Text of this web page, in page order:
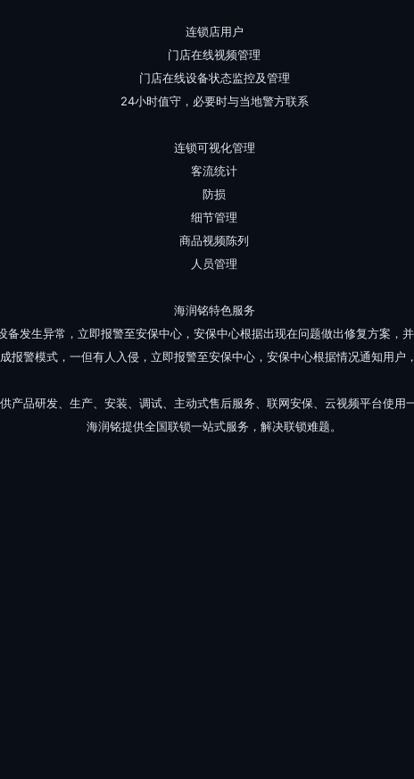
连锁店用户
门店在线视频管理
门店在线设备状态监控及管理
24小时值守，必要时与当地警方联系
连锁可视化管理
客流统计
防损
细节管理
商品视频陈列
人员管理
海润铭特色服务
备发生异常，立即报警至安保中心，安保中心根据出现在问题做出修复方案，
报警模式，一但有人入侵，立即报警至安保中心，安保中心根据情况通知用户
产品研发、生产、安装、调试、主动式售后服务、联网安保、云视频平台使用
海润铭提供全国联锁一站式服务，解决联锁难题。